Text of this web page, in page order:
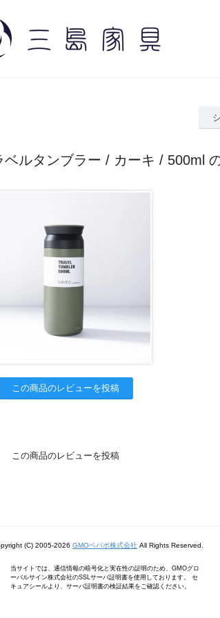
ルタンブラー / カーキ / 500ml
この商品のレビューを投稿
この商品のレビューを投稿
(C) 2005-2026 GMOペパボ株式会社 All Rights Reserved.
当サイトでは、通信情報の暗号化と実在性の証明のため、GMOグロ
ーバルサイン株式会社のSSLサーバ証明書を使用しております。 セ
キュアシールより、サーバ証明書の検証結果をご確認ください。